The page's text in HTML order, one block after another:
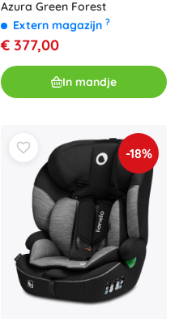
Azura Green Forest
Extern magazijn ?
€ 377,00
In mandje
-18%